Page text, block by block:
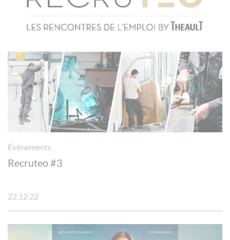
Événements
Recruteo #3
22.12.22